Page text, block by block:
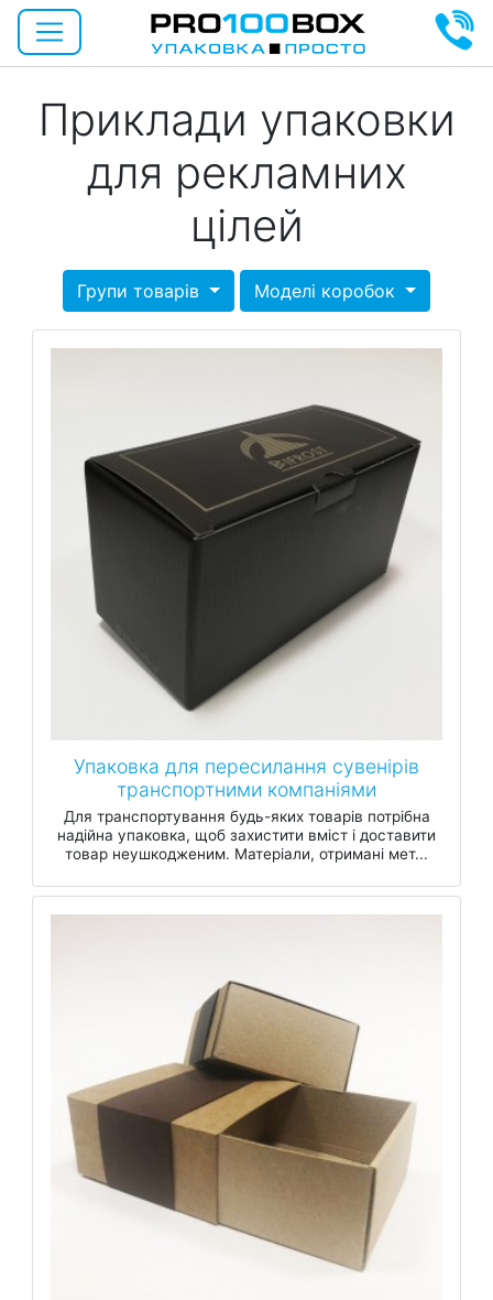
Приклади упаковки
для рекламних
цілей
Групи товарів Моделі коробок
Упаковка для пересилання сувенірів
транспортними компаніями
Для транспортування будь-яких товарів потрібна
надійна упаковка, щоб захистити вміст і доставити
товар неушкодженим. Матеріали, отримані мет...